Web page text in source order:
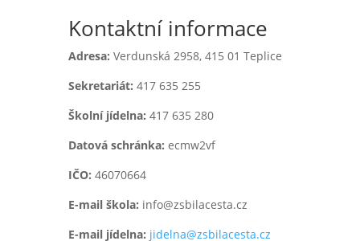
Kontaktní informace
Adresa: Verdunská 2958, 415 01 Teplice
Sekretariát: 417 635 255
Školní jídelna: 417 635 280
Datová schránka: ecmw2vf
IČO: 46070664
E-mail škola: info@zsbilacesta.cz
E-mail jídelna: jidelna@zsbilacesta.cz